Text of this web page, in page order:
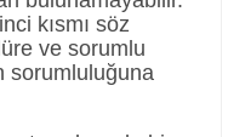
kısmı söz
ve sorumlu
sorumluluğuna